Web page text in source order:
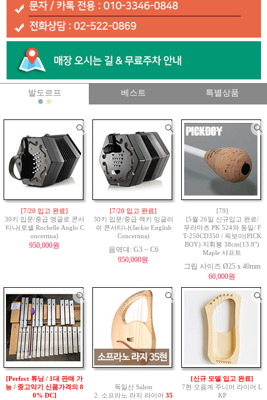
발도르프 베스트 특별상품
[7/20 입고 완료]
30키 입문/중급 앵글로 콘서
티나(로셸 Rochelle Anglo C
oncertina)
950,000원
[7/20 입고 완료]
30키 입문/중급 잭키 잉글리
쉬 콘서티나(Jackie English
Concertina)
음역대: G3 ~ C6
950,000원
[79]
[5월 26일 신규입고 완료/
무라마츠 PK 524와 동일/ F
T-250CD350 / 픽보이(PICK
BOY) 지휘봉 38cm(13.8")
Maple 샤프트
그립 사이즈 Ø25 x 40mm
60,000원
[Perfect 튜닝 / 1대 판매 가
능 / 중고악기 신품가격의 8
0% DC]
독일산 Salem
2. 소프라노 라지 라이어 35
[신규 모델 입고 완료]
7현 오음계 주니어 라이어 L
KP